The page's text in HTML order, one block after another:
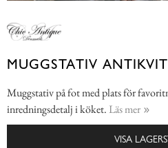
MUGGSTATIV ANTIKVIT
Muggstativ på fot med plats för
inredningsdetalj i köket. Läs mer
VISA